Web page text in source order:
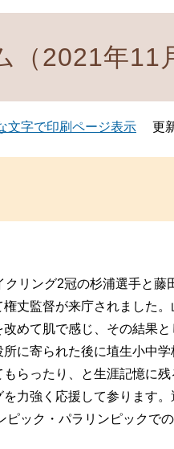
（2021年11
文字で印刷ページ表示 更
リング2冠の杉浦選手と藤
丈監督が来庁されました
めて肌で感じ、その結果
に寄られた後に埴生小中
らったり、と生涯記憶に残
力強く応援して参ります
ック・パラリンピックで